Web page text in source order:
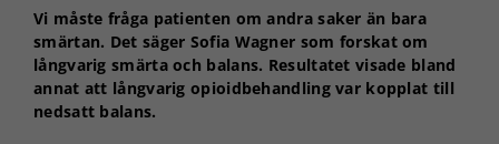
Vi måste fråga patienten om andra saker än bara
smärtan. Det säger Sofia Wagner som forskat om
långvarig smärta och balans. Resultatet visade bland
annat att långvarig opioidbehandling var kopplat till
nedsatt balans.